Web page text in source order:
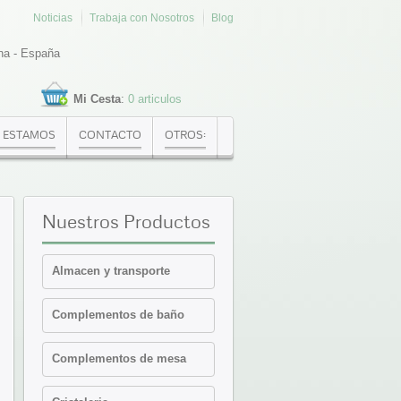
Noticias Trabaja con Nosotros Blog
- España
Mi Cesta: 0 articulos
CONTACTO OTROS:
Nuestros Productos
Almacen y transporte
Contenedores y cajas
isotermicas
Estanterias
Palets PVC y plataformas
Complementos de baño
Complementos de mesa